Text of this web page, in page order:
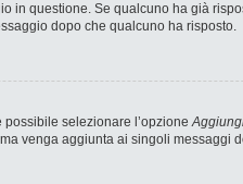
in questione. Se qualcuno ha già
dopo che qualcuno ha risposto.
possibile selezionare l’opzione
venga aggiunta ai singoli messaggi